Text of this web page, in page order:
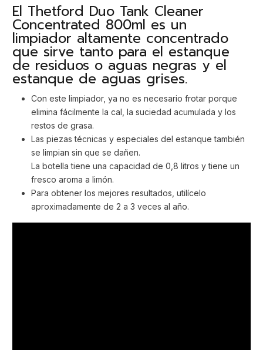
El Thetford Duo Tank Cleaner
Concentrated 800ml es un
limpiador altamente concentrado
que sirve tanto para el estanque
de residuos o aguas negras y el
estanque de aguas grises.
Con este limpiador, ya no es necesario frotar porque
elimina fácilmente la cal, la suciedad acumulada y los
restos de grasa.
Las piezas técnicas y especiales del estanque también
se limpian sin que se dañen.
La botella tiene una capacidad de 0,8 litros y tiene un
fresco aroma a limón.
Para obtener los mejores resultados, utilícelo
aproximadamente de 2 a 3 veces al año.